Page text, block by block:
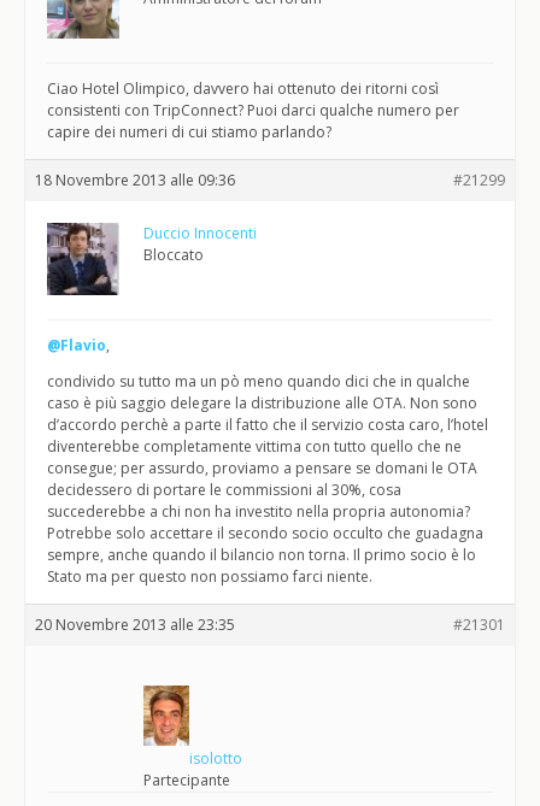
Ciao Hotel Olimpico, davvero hai ottenuto dei ritorni così
consistenti con TripConnect? Puoi darci qualche numero per
capire dei numeri di cui stiamo parlando?
18 Novembre 2013 alle 09:36 #21299
Duccio Innocenti
Bloccato
@Flavio,
condivido su tutto ma un pò meno quando dici che in qualche
caso è più saggio delegare la distribuzione alle OTA. Non sono
d’accordo perchè a parte il fatto che il servizio costa caro, l’hotel
diventerebbe completamente vittima con tutto quello che ne
consegue; per assurdo, proviamo a pensare se domani le OTA
decidessero di portare le commissioni al 30%, cosa
succederebbe a chi non ha investito nella propria autonomia?
Potrebbe solo accettare il secondo socio occulto che guadagna
sempre, anche quando il bilancio non torna. Il primo socio è lo
Stato ma per questo non possiamo farci niente.
20 Novembre 2013 alle 23:35 #21301
isolotto
Partecipante